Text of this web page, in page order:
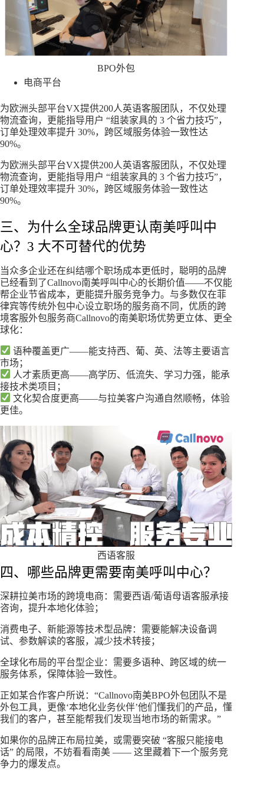
BPO外包
电商平台
为欧洲头部平台VX提供200人英语客服团队，不仅处理
物流查询，更能指导用户 “组装家具的 3 个省力技巧”，
订单处理效率提升 30%，跨区域服务体验一致性达
90%。
为欧洲头部平台VX提供200人英语客服团队，不仅处理
物流查询，更能指导用户 “组装家具的 3 个省力技巧”，
订单处理效率提升 30%，跨区域服务体验一致性达
90%。
三、为什么全球品牌更认南美呼叫中
心？3 大不可替代的优势
当众多企业还在纠结哪个职场成本更低时，聪明的品牌
已经看到了Callnovo南美呼叫中心的长期价值——不仅能
帮企业节省成本，更能提升服务竞争力。与多数仅在菲
律宾等传统外包中心设立职场的服务商不同，优质的跨
境客服外包服务商Callnovo的南美职场优势更立体、更全
球化：
语种覆盖更广——能支持西、葡、英、法等主要语言
市场；
人才素质更高——高学历、低流失、学习力强，能承
接技术类项目；
文化契合度更高——与拉美客户沟通自然顺畅，体验
更佳。
西语客服
四、哪些品牌更需要南美呼叫中心？
深耕拉美市场的跨境电商：需要西语/葡语母语客服承接
咨询，提升本地化体验；
消费电子、新能源等技术型品牌：需要能解决设备调
试、参数解读的客服，减少技术转接；
全球化布局的平台型企业：需要多语种、跨区域的统一
服务体系，保障体验一致性。
正如某合作客户所说：“Callnovo南美BPO外包团队不是
外包工具，更像‘本地化业务伙伴’他们懂我们的产品，懂
我们的客户，甚至能帮我们发现当地市场的新需求。”
如果你的品牌正布局拉美，或需要突破 “客服只能接电
话” 的局限，不妨看看南美 —— 这里藏着下一个服务竞
争力的爆发点。